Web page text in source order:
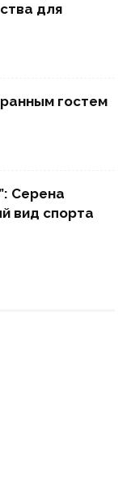
для
гостем
Серена
вид спорта